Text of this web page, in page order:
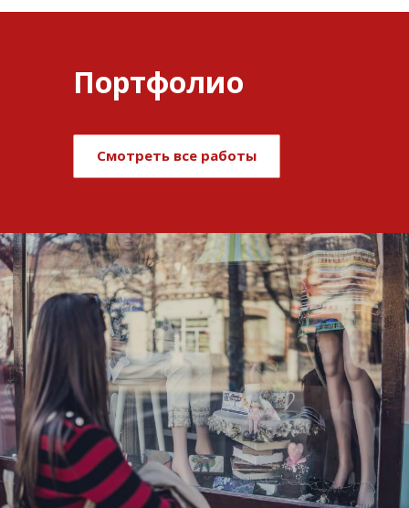
Портфолио
Смотреть все работы
Развитие и поддержка интернет-
витрины StepClub
Смотреть проект